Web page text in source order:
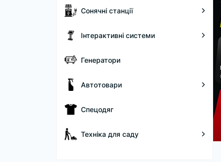
Сонячні станції
Інтерактивні системи
Генератори
Автотовари
Спецодяг
Техніка для саду